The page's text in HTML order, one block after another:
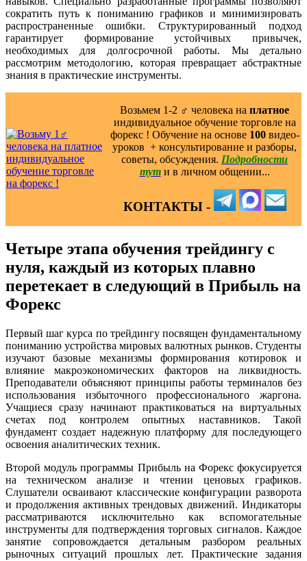
сократить путь к пониманию графиков и минимизировать
распространенные ошибки. Структурированный подход
гарантирует формирование устойчивых привычек,
необходимых для долгосрочной работы. Мы детально
рассмотрим методологию, которая превращает абстрактные
знания в практические инструменты.
Возьмем 1-2 ‍♂️ человека на платное
индивидуальное обучение торговле на
форекс ! Обучение на основе 100видео-
уроков ️ + консультирование и разборы,
советы, обсуждения. Подробности
тут и в личном общении...
КОНТАКТЫ -
Четыре этапа обучения трейдингу с
нуля, каждый из которых плавно
перетекает в следующий в Прибыль на
Форекс
Первый шаг курса по трейдингу посвящен фундаментальному
пониманию устройства мировых валютных рынков. Студенты
изучают базовые механизмы формирования котировок и
влияние макроэкономических факторов на ликвидность.
Преподаватели объясняют принципы работы терминалов без
использования избыточного профессионального жаргона.
Учащиеся сразу начинают практиковаться на виртуальных
счетах под контролем опытных наставников. Такой
фундамент создает надежную платформу для последующего
освоения аналитических техник.
Второй модуль программы Прибыль на Форекс фокусируется
на техническом анализе и чтении ценовых графиков.
Слушатели осваивают классические конфигурации разворота
и продолжения активных трендовых движений. Индикаторы
рассматриваются исключительно как вспомогательные
инструменты для подтверждения торговых сигналов. Каждое
занятие сопровождается детальным разбором реальных
рыночных ситуаций прошлых лет. Практические задания